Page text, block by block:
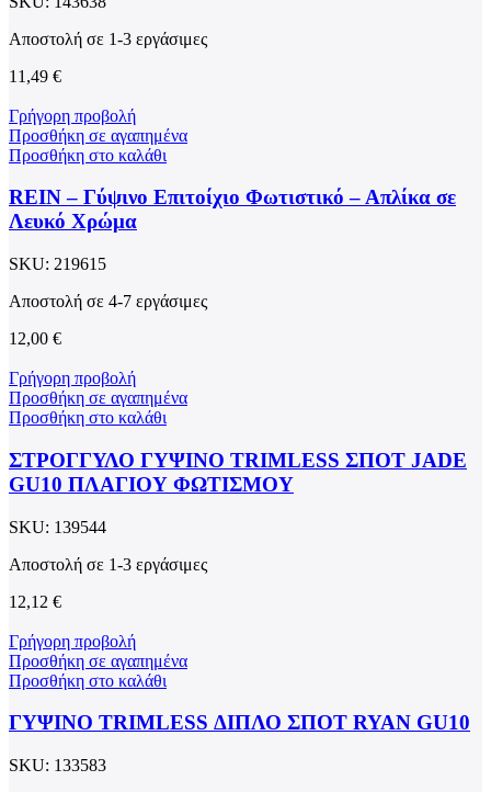
Αποστολή σε 1-3 εργάσιμες
11,49 €
Γρήγορη προβολή
Προσθήκη σε αγαπημένα
Προσθήκη στο καλάθι
REIN – Γύψινο Επιτοίχιο Φωτιστικό – Απλίκα σε
Λευκό Χρώμα
SKU: 219615
Αποστολή σε 4-7 εργάσιμες
12,00 €
Γρήγορη προβολή
Προσθήκη σε αγαπημένα
Προσθήκη στο καλάθι
ΣΤΡΟΓΓΥΛΟ ΓΥΨΙΝΟ TRIMLESS ΣΠΟΤ JADE
GU10 ΠΛΑΓΙΟΥ ΦΩΤΙΣΜΟΥ
SKU: 139544
Αποστολή σε 1-3 εργάσιμες
12,12 €
Γρήγορη προβολή
Προσθήκη σε αγαπημένα
Προσθήκη στο καλάθι
ΓΥΨΙΝΟ TRIMLESS ΔΙΠΛΟ ΣΠΟΤ RYAN GU10
SKU: 133583